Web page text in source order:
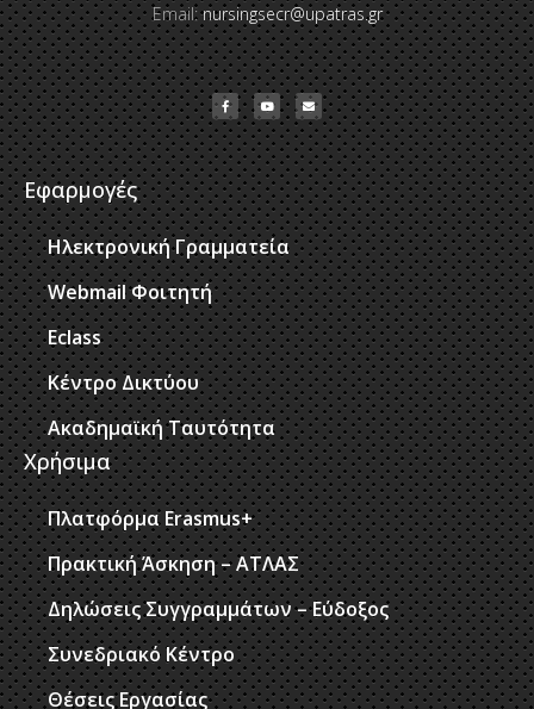
Email:nursingsecr@upatras.gr
Εφαρμογές
Ηλεκτρονική Γραμματεία
Webmail Φοιτητή
Eclass
Κέντρο Δικτύου
Ακαδημαϊκή Ταυτότητα
Χρήσιμα
Πλατφόρμα Erasmus+
Πρακτική Άσκηση – ΑΤΛΑΣ
Δηλώσεις Συγγραμμάτων – Εύδοξος
Συνεδριακό Κέντρο
Θέσεις Εργασίας